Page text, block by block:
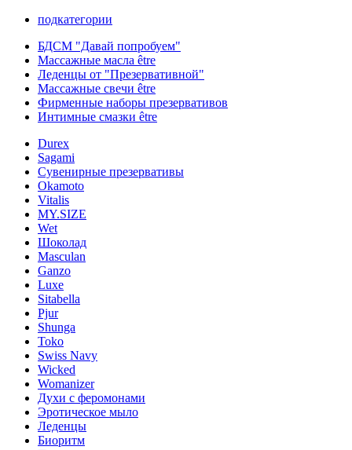
подкатегории
БДСМ "Давай попробуем"
Массажные масла être
Леденцы от "Презервативной"
Массажные свечи être
Фирменные наборы презервативов
Интимные смазки être
Durex
Sagami
Сувенирные презервативы
Okamoto
Vitalis
MY.SIZE
Wet
Шоколад
Masculan
Ganzo
Luxe
Sitabella
Pjur
Shunga
Toko
Swiss Navy
Wicked
Womanizer
Духи с феромонами
Эротическое мыло
Леденцы
Биоритм